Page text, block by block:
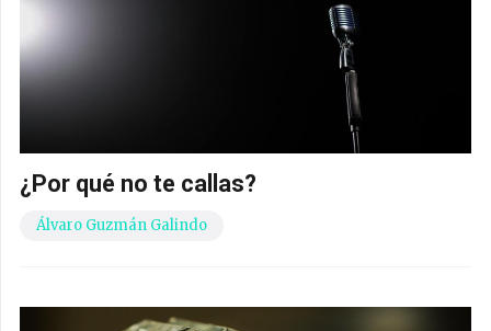
¿Por qué no te callas?
Álvaro Guzmán Galindo